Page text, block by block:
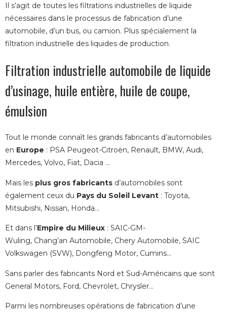
Il s’agit de toutes les filtrations industrielles de liquide
nécessaires dans le processus de fabrication d’une
automobile, d’un bus, ou camion. Plus spécialement la
filtration industrielle des liquides de production.
Filtration industrielle automobile de liquide
d’usinage, huile entière, huile de coupe,
émulsion
Tout le monde connaît les grands fabricants d’automobiles
en Europe : PSA Peugeot-Citroën, Renault, BMW, Audi,
Mercedes, Volvo, Fiat, Dacia …
Mais les plus gros fabricants d’automobiles sont
également ceux du Pays du Soleil Levant : Toyota,
Mitsubishi, Nissan, Honda…
Et dans l’Empire du Milieux : SAIC-GM-
Wuling, Chang’an Automobile, Chery Automobile, SAIC
Volkswagen (SVW), Dongfeng Motor, Cumins…
Sans parler des fabricants Nord et Sud-Américains que sont
General Motors, Ford, Chevrolet, Chrysler…
Parmi les nombreuses opérations de fabrication d’une